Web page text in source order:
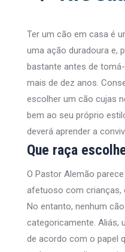
Ter um cão em casa é
uma ação duradoura e,
bastante antes de
mais de dez anos.
escolher um cão cujas
bem ao seu próprio
deverá aprender a
Que raça
O Pastor Alemão
afetuoso com crianças,
No entanto, nenhum
categoricamente. Aliás,
de acordo com o papel